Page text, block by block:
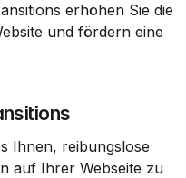
erhöhen Sie die
und fördern eine
Ihnen, reibungslose
auf Ihrer Webseite zu